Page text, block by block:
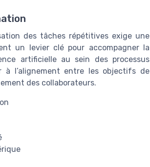
des tâches répétitives exige une
un levier clé pour accompagner la
artificielle au sein des processus
à l’alignement entre les objectifs de
des collaborateurs.